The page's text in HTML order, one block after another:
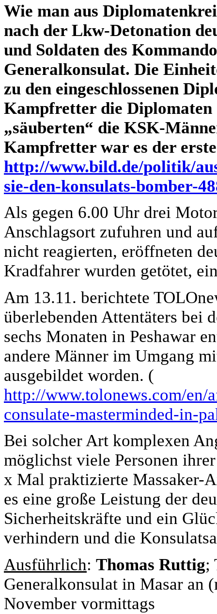
Wie man aus
nach der Lkw-Detonation
und Soldaten des
Generalkonsulat. Die
zu den eingeschlossenen
Kampfretter die Diplomaten
„säuberten“ die KSK-
Kampfretter war es der
http://www.bild.de/politik/
sie-den-konsulats-bomber-
Als gegen 6.00 Uhr drei
Anschlagsort zufuhren und
nicht reagierten, eröffneten
Kradfahrer wurden getötet,
Am 13.11. berichtete
überlebenden Attentäters bei
sechs Monaten in Peshawar
andere Männer im Umgang
ausgebildet worden. (
http://www.tolonews.com/en/
consulate-masterminded-in-
Bei solcher Art komplexen
möglichst viele Personen
x Mal praktizierte Massaker-
es eine große Leistung der
Sicherheitskräfte und ein
verhindern und die
Ausführlich: Thomas Ruttig;
Generalkonsulat in Masar an
November vormittags